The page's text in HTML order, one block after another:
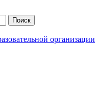
организации